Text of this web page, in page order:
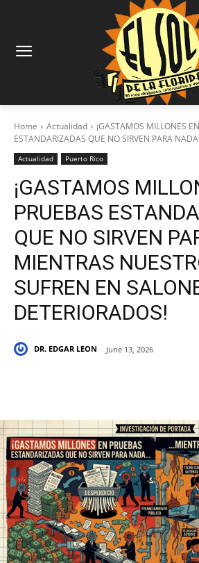
Home Actualidad
¡GASTAMOS MILLONES
ESTANDARIZADAS QUE NO SIRVEN PARA
Actualidad Puerto Rico
¡GASTAMOS
PRUEBAS
QUE NO SIRVEN
MIENTRAS
SUFREN EN
DETERIORADOS!
DR. EDGAR LEON June 13, 2026